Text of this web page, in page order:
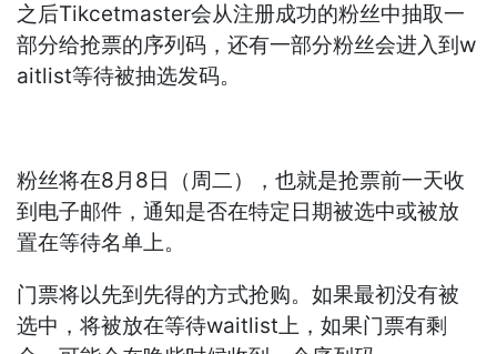
之后Tikcetmaster会从注册成功的粉丝中抽取一
部分给抢票的序列码，还有一部分粉丝会进入到w
aitlist等待被抽选发码。
粉丝将在8月8日（周二），也就是抢票前一天收
到电子邮件，通知是否在特定日期被选中或被放
置在等待名单上。
门票将以先到先得的方式抢购。如果最初没有被
选中，将被放在等待waitlist上，如果门票有剩